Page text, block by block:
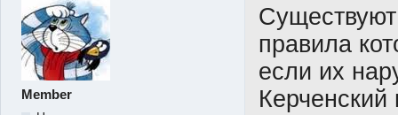
Member
правила
если их
Керченский